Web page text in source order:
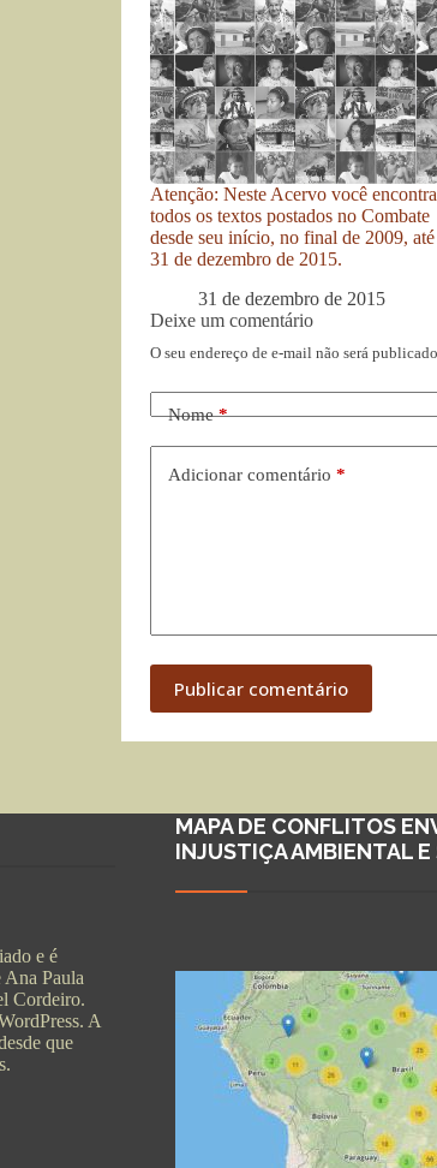
Atenção: Neste Acervo você encontra
todos os textos postados no Combate
desde seu início, no final de 2009, até
31 de dezembro de 2015.
31 de dezembro de 2015
Deixe um comentário
O seu endereço de e-mail não será publicado.
Nome*
Adicionar comentário *
Publicar comentário
e é
Ana Paula
Cordeiro.
A
que
MAPA DE CONFLITOS
INJUSTIÇA AMBIENTAL E